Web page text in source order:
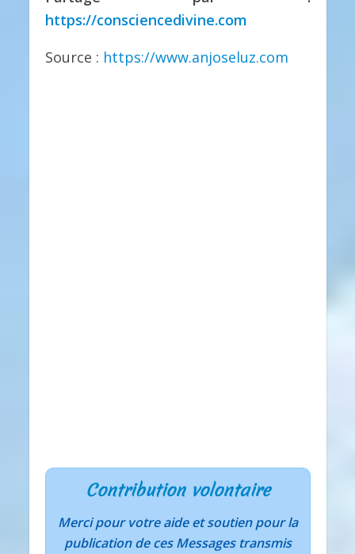
https://consciencedivine.com
Source : https://www.anjoseluz.com
Contribution volontaire
Merci pour votre aide et soutien pour la
publication de ces Messages transmis